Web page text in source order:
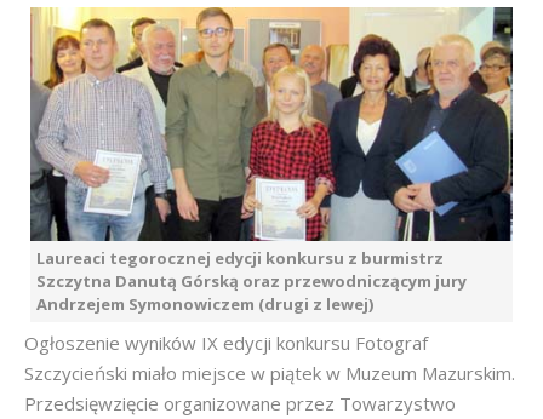
Laureaci tegorocznej edycji konkursu z burmistrz
Szczytna Danutą Górską oraz przewodniczącym jury
Andrzejem Symonowiczem (drugi z lewej)
Ogłoszenie wyników IX edycji konkursu Fotograf
Szczycieński miało miejsce w piątek w Muzeum Mazurskim.
Przedsięwzięcie organizowane przez Towarzystwo